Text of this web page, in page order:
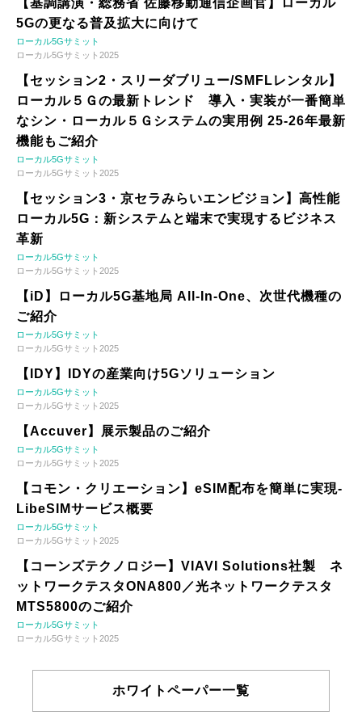
5Gの更なる普及拡大に向けて
ローカル5Gサミット
ローカル5Gサミット2025
【セッション2・スリーダブリュー/SMFLレンタル】
ローカル５Ｇの最新トレンド 導入・実装が一番簡単
なシン・ローカル５Ｇシステムの実用例 25-26年最新
機能もご紹介
ローカル5Gサミット
ローカル5Gサミット2025
【セッション3・京セラみらいエンビジョン】高性能
ローカル5G：新システムと端末で実現するビジネス
革新
ローカル5Gサミット
ローカル5Gサミット2025
【iD】ローカル5G基地局 All-In-One、次世代機種の
ご紹介
ローカル5Gサミット
ローカル5Gサミット2025
【IDY】IDYの産業向け5Gソリューション
ローカル5Gサミット
ローカル5Gサミット2025
【Accuver】展示製品のご紹介
ローカル5Gサミット
ローカル5Gサミット2025
【コモン・クリエーション】eSIM配布を簡単に実現-
LibeSIMサービス概要
ローカル5Gサミット
ローカル5Gサミット2025
【コーンズテクノロジー】VIAVI Solutions社製 ネ
ットワークテスタONA800／光ネットワークテスタ
MTS5800のご紹介
ローカル5Gサミット
ローカル5Gサミット2025
ホワイトペーパー一覧